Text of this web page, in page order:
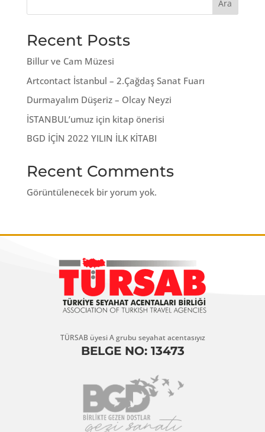
Ara
Recent Posts
Billur ve Cam Müzesi
Artcontact İstanbul – 2.Çağdaş Sanat Fuarı
Durmayalım Düşeriz – Olcay Neyzi
İSTANBUL’umuz için kitap önerisi
BGD İÇİN 2022 YILIN İLK KİTABI
Recent Comments
Görüntülenecek bir yorum yok.
TÜRSAB üyesi A grubu seyahat acentasıyız
BELGE NO: 13473